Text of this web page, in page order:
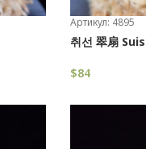
Артикул: 4895
취선 翠扇
$84